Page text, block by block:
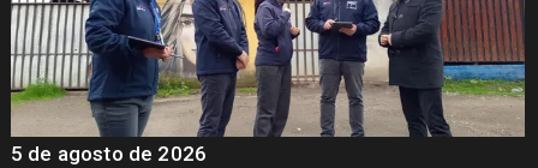
5 de agosto de 2026